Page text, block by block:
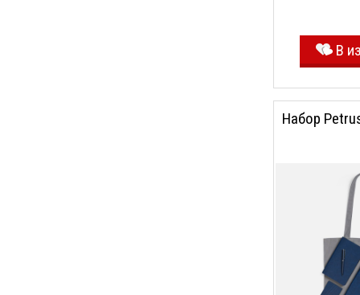
В
Набор